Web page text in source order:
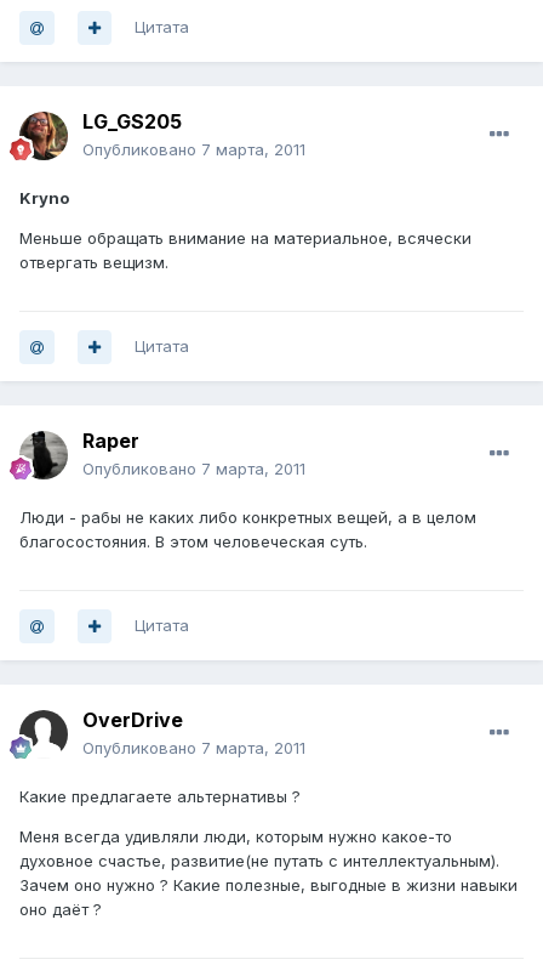
Цитата
LG_GS205
Опубликовано 7 марта, 2011
Kryno
Меньше обращать внимание на материальное, всячески
отвергать вещизм.
Цитата
Raper
Опубликовано 7 марта, 2011
Люди - рабы не каких либо конкретных вещей, а в целом
благосостояния. В этом человеческая суть.
Цитата
OverDrive
Опубликовано 7 марта, 2011
Какие предлагаете альтернативы ?
Меня всегда удивляли люди, которым нужно какое-то
духовное счастье, развитие(не путать с интеллектуальным).
Зачем оно нужно ? Какие полезные, выгодные в жизни навыки
оно даёт ?